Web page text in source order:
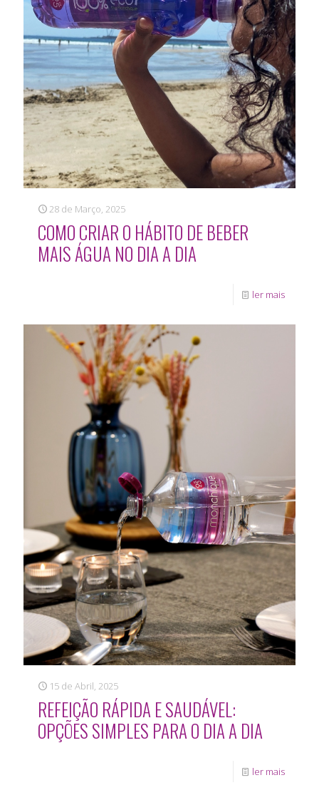
28 de Março, 2025
COMO CRIAR O HÁBITO DE BEBER
MAIS ÁGUA NO DIA A DIA
ler mais
15 de Abril, 2025
REFEIÇÃO RÁPIDA E SAUDÁVEL:
OPÇÕES SIMPLES PARA O DIA A DIA
ler mais